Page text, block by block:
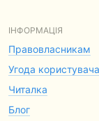
ІНФОРМАЦІЯ
Правовласникам
Угода користувача
Читалка
Блог